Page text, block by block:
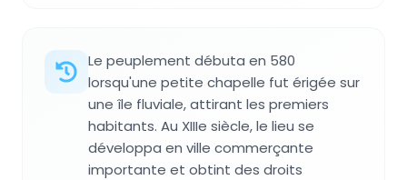
Le peuplement débuta en 580
lorsqu'une petite chapelle fut érigée sur
une île fluviale, attirant les premiers
habitants. Au XIIIe siècle, le lieu se
développa en ville commerçante
importante et obtint des droits